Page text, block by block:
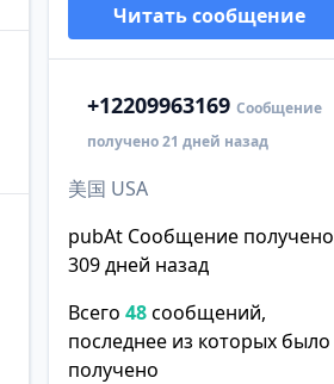
Читать сообщение
+12209963169 Сообщение
получено 21 дней назад
美国 USA
pubAt Сообщение получено
309 дней назад
Всего 48сообщений,
последнее из которых было
получено